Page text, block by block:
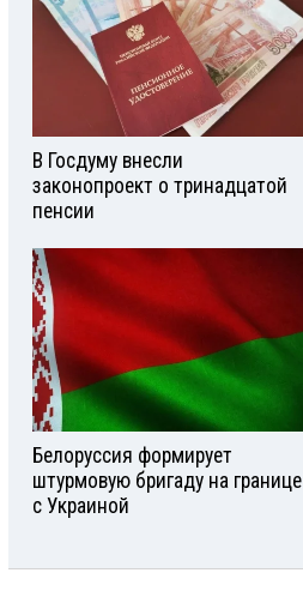
В Госдуму внесли
законопроект о тринадцатой
пенсии
Белоруссия формирует
штурмовую бригаду на границе
с Украиной